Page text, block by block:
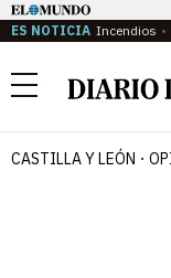
ES NOTICIA Incendios
Menú
CASTILLA Y LEÓN